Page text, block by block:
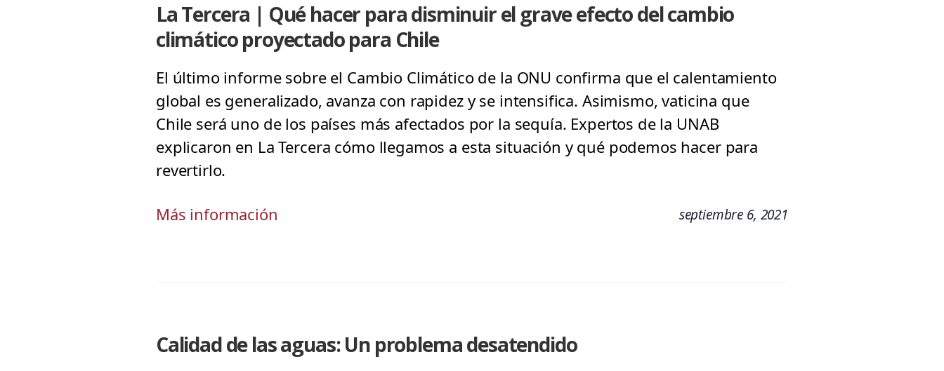
La Tercera | Qué hacer para disminuir el grave efecto del cambio
climático proyectado para Chile
El último informe sobre el Cambio Climático de la ONU confirma que el calentamiento
global es generalizado, avanza con rapidez y se intensifica. Asimismo, vaticina que
Chile será uno de los países más afectados por la sequía. Expertos de la UNAB
explicaron en La Tercera cómo llegamos a esta situación y qué podemos hacer para
revertirlo.
Más información septiembre 6, 2021
Calidad de las aguas: Un problema desatendido